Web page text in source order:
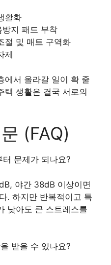
활화
지 패드 부착
절 및 매트 구역화
제
에서 올라갈 일이 확 줄
택 생활은 결국 서로의
(FAQ)
문제가 되나요?
야간 38dB 이상이면
. 하지만 반복적이고 특
낮아도 큰 스트레스를
받을 수 있나요?